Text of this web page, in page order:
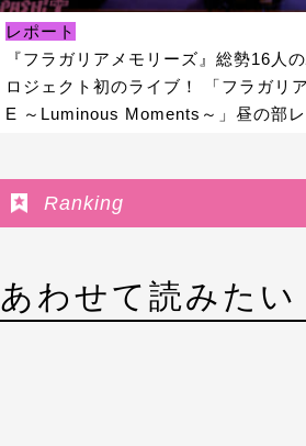
レポート
『フラガリアメモリーズ』総勢16人
ロジェクト初のライブ！ 「フラガリ
E ～Luminous Moments～」昼の部
Ranking
あわせて読みたい